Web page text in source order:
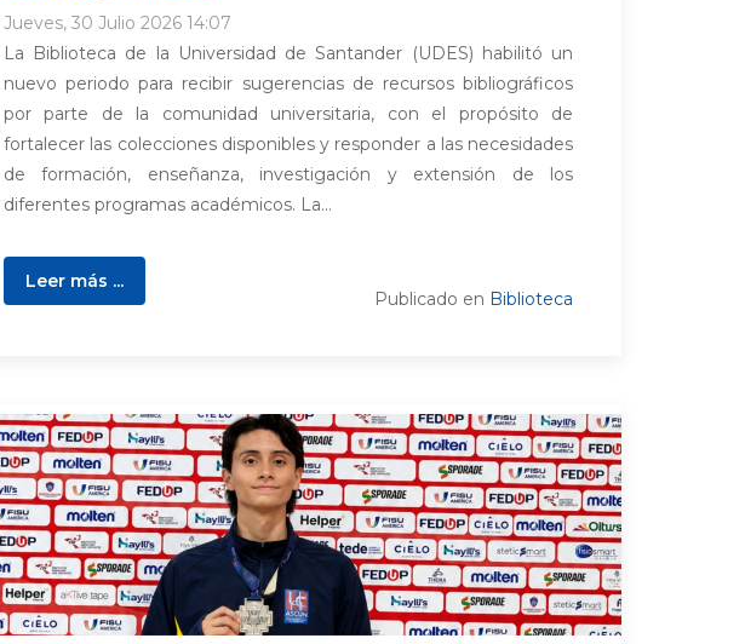
Jueves, 30 Julio 2026 14:07
La Biblioteca de la Universidad de Santander (UDES) habilitó un
nuevo periodo para recibir sugerencias de recursos bibliográficos
por parte de la comunidad universitaria, con el propósito de
fortalecer las colecciones disponibles y responder a las necesidades
de formación, enseñanza, investigación y extensión de los
diferentes programas académicos. La...
Leer más ...
Publicado en Biblioteca